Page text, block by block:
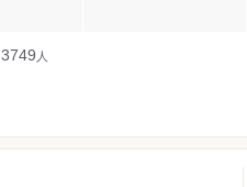
3749 人